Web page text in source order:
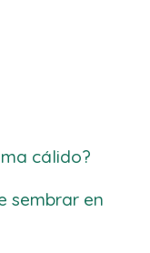
cálido?
sembrar en